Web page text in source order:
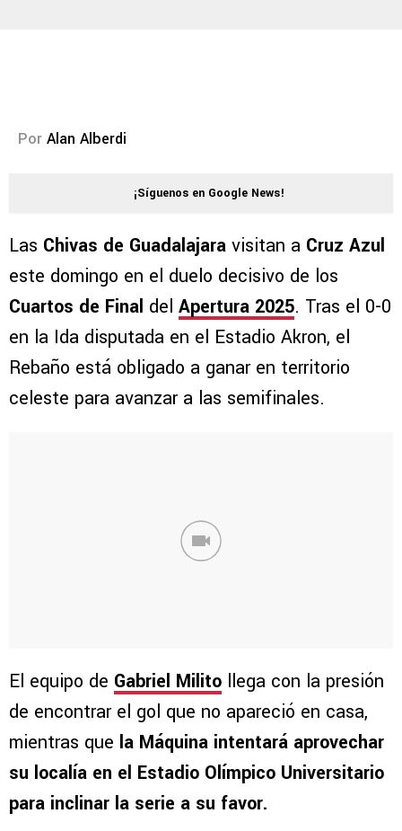
Por Alan Alberdi
¡Síguenos en Google News!
Las Chivas de Guadalajara visitan a Cruz Azul
este domingo en el duelo decisivo de los
Cuartos de Final del Apertura 2025. Tras el 0-0
en la Ida disputada en el Estadio Akron, el
Rebaño está obligado a ganar en territorio
celeste para avanzar a las semifinales.
El equipo de Gabriel Milito llega con la presión
de encontrar el gol que no apareció en casa,
mientras que la Máquina intentará aprovechar
su localía en el Estadio Olímpico Universitario
para inclinar la serie a su favor.